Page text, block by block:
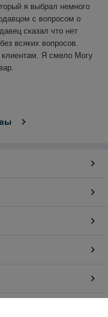
я выбрал немного
с вопросом о
сказал что нет
всяких вопросов.
Я смело Могу